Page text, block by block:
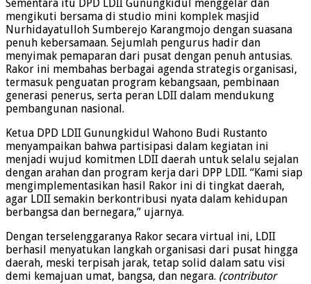
Sementara itu DPD LDII Gunungkidul menggelar dan
mengikuti bersama di studio mini komplek masjid
Nurhidayatulloh Sumberejo Karangmojo dengan suasana
penuh kebersamaan. Sejumlah pengurus hadir dan
menyimak pemaparan dari pusat dengan penuh antusias.
Rakor ini membahas berbagai agenda strategis organisasi,
termasuk penguatan program kebangsaan, pembinaan
generasi penerus, serta peran LDII dalam mendukung
pembangunan nasional.
Ketua DPD LDII Gunungkidul Wahono Budi Rustanto
menyampaikan bahwa partisipasi dalam kegiatan ini
menjadi wujud komitmen LDII daerah untuk selalu sejalan
dengan arahan dan program kerja dari DPP LDII. “Kami siap
mengimplementasikan hasil Rakor ini di tingkat daerah,
agar LDII semakin berkontribusi nyata dalam kehidupan
berbangsa dan bernegara,” ujarnya.
Dengan terselenggaranya Rakor secara virtual ini, LDII
berhasil menyatukan langkah organisasi dari pusat hingga
daerah, meski terpisah jarak, tetap solid dalam satu visi
demi kemajuan umat, bangsa, dan negara. (contributor